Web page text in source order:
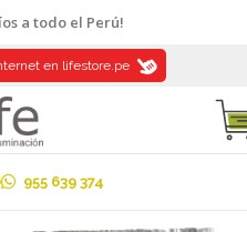
a todo el Perú!
en lifestore.pe
955 639 374